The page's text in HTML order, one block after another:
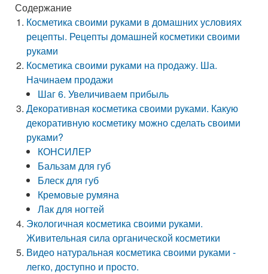
Содержание
Косметика своими руками в домашних условиях
рецепты. Рецепты домашней косметики своими
руками
Косметика своими руками на продажу. Ша.
Начинаем продажи
Шаг 6. Увеличиваем прибыль
Декоративная косметика своими руками. Какую
декоративную косметику можно сделать своими
руками?
КОНСИЛЕР
Бальзам для губ
Блеск для губ
Кремовые румяна
Лак для ногтей
Экологичная косметика своими руками.
Живительная сила органической косметики
Видео натуральная косметика своими руками -
легко, доступно и просто.